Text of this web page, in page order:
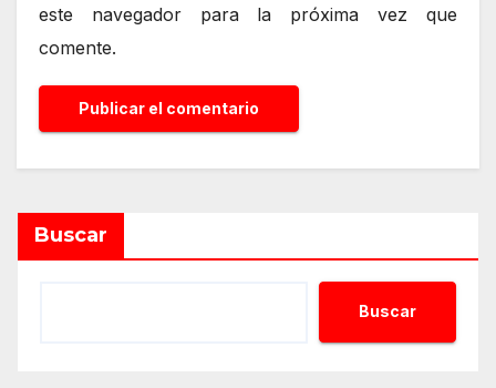
este navegador para la próxima vez que
comente.
Buscar
Buscar